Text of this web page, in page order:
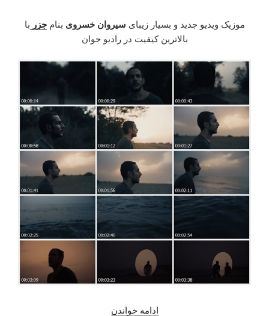
موزیک ویدیو جدید و بسیار زیبای سیروان خسروی بنامجزر با
بالاترین کیفیت در رادیو جوان
ادامه خواندن